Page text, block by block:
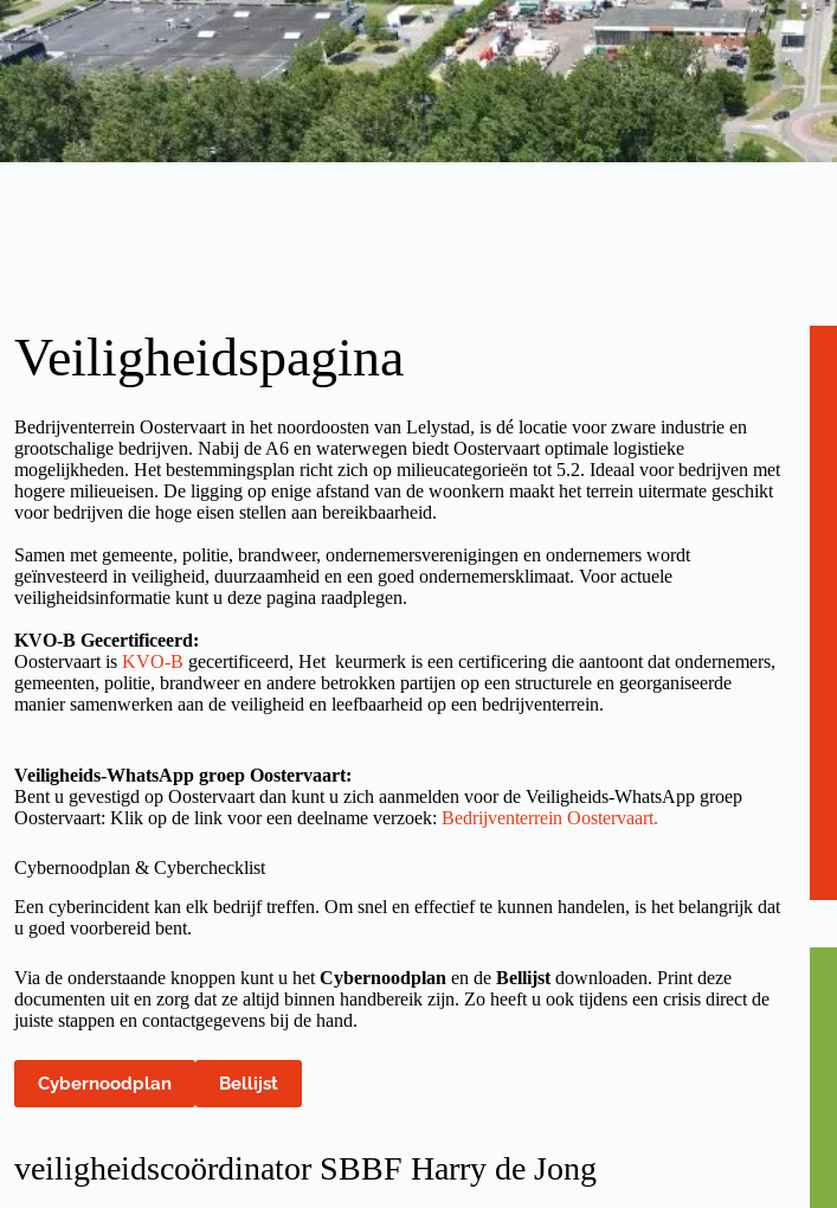
Veiligheidspagina
Bedrijventerrein Oostervaart in het noordoosten van Lelystad, is dé locatie voor zware industrie en
grootschalige bedrijven. Nabij de A6 en waterwegen biedt Oostervaart optimale logistieke
mogelijkheden. Het bestemmingsplan richt zich op milieucategorieën tot 5.2. Ideaal voor bedrijven met
hogere milieueisen. De ligging op enige afstand van de woonkern maakt het terrein uitermate geschikt
voor bedrijven die hoge eisen stellen aan bereikbaarheid.
Samen met gemeente, politie, brandweer, ondernemersverenigingen en ondernemers wordt
geïnvesteerd in veiligheid, duurzaamheid en een goed ondernemersklimaat. Voor actuele
veiligheidsinformatie kunt u deze pagina raadplegen.
KVO-B Gecertificeerd:
Oostervaart is KVO-B gecertificeerd, Het keurmerk is een certificering die aantoont dat ondernemers,
gemeenten, politie, brandweer en andere betrokken partijen op een structurele en georganiseerde
manier samenwerken aan de veiligheid en leefbaarheid op een bedrijventerrein.
Veiligheids-WhatsApp groep Oostervaart:
Bent u gevestigd op Oostervaart dan kunt u zich aanmelden voor de Veiligheids-WhatsApp groep
Oostervaart: Klik op de link voor een deelname verzoek: Bedrijventerrein Oostervaart.
Cybernoodplan & Cyberchecklist
Een cyberincident kan elk bedrijf treffen. Om snel en effectief te kunnen handelen, is het belangrijk dat
u goed voorbereid bent.
Via de onderstaande knoppen kunt u het Cybernoodplan en de Bellijst downloaden. Print deze
documenten uit en zorg dat ze altijd binnen handbereik zijn. Zo heeft u ook tijdens een crisis direct de
juiste stappen en contactgegevens bij de hand.
Cybernoodplan Bellijst
veiligheidscoördinator SBBF Harry de Jong